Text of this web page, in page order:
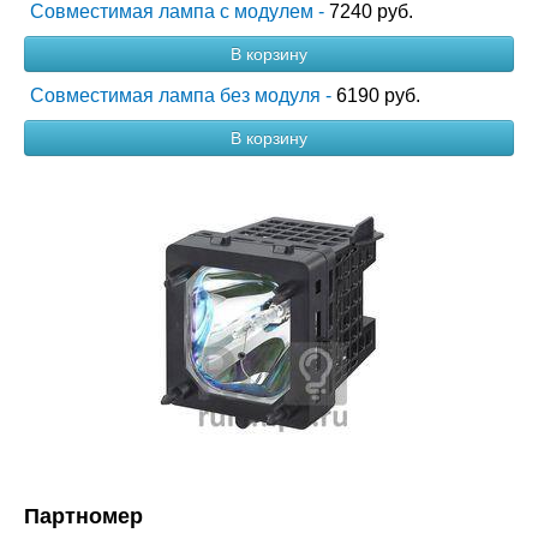
Совместимая лампа с модулем - 7240 руб.
В корзину
Совместимая лампа без модуля - 6190 руб.
В корзину
Партномер